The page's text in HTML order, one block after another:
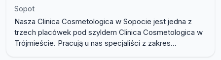
Sopot
Nasza Clinica Cosmetologica w Sopocie jest jedna z
trzech placówek pod szyldem Clinica Cosmetologica w
Trójmieście. Pracują u nas specjaliści z zakres...